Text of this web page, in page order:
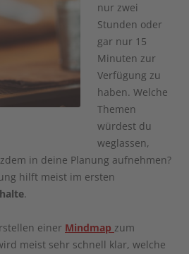
nur zwei
Stunden oder
gar nur 15
Minuten zur
Verfügung zu
haben. Welche
Themen
würdest du
weglassen,
in deine Planung aufnehmen?
hilft meist im ersten
.
einer Mindmap zum
meist sehr schnell klar, welche